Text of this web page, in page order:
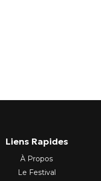
Liens Rapides
À Propos
Le Festival